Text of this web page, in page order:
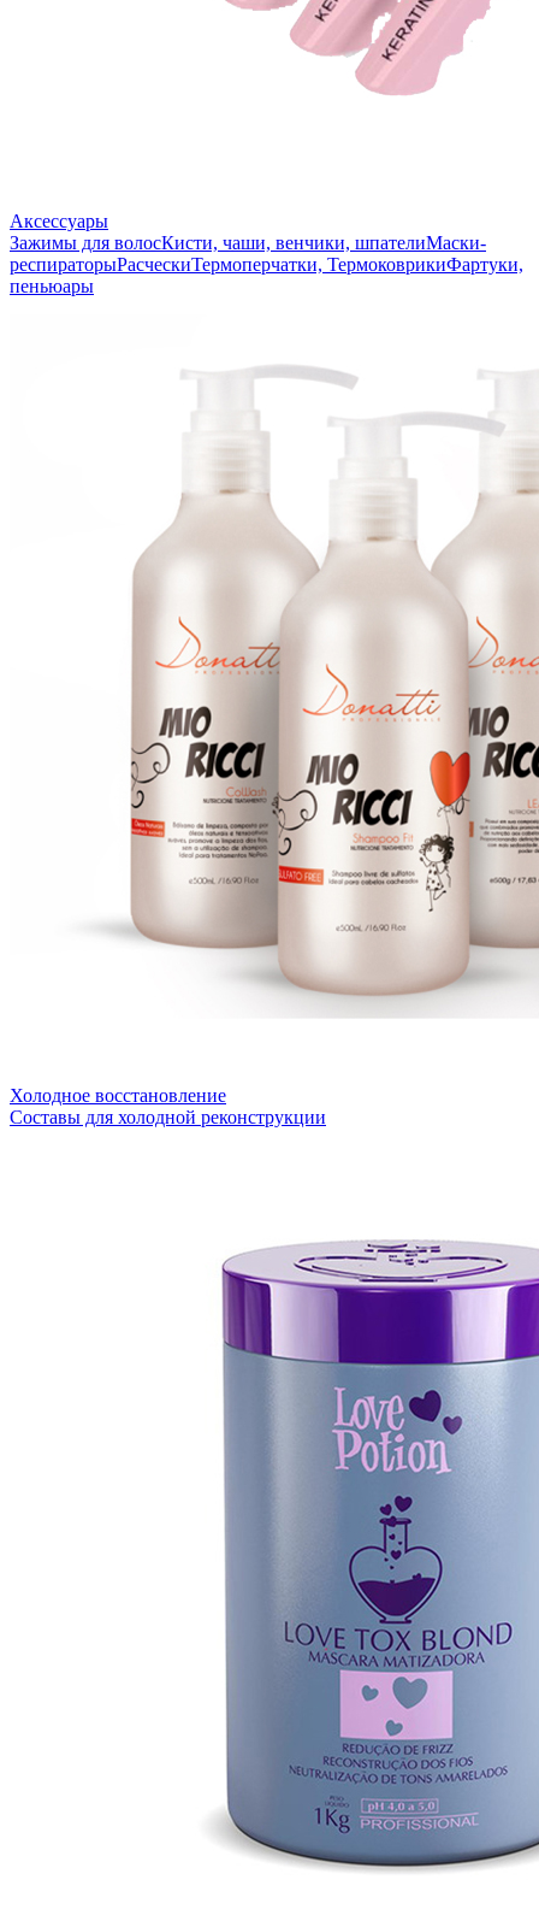
Аксессуары
Зажимы для волосКисти, чаши, венчики, шпателиМаски-
респираторыРасческиТермоперчатки, ТермоковрикиФартуки,
пеньюары
Холодное восстановление
Составы для холодной реконструкции